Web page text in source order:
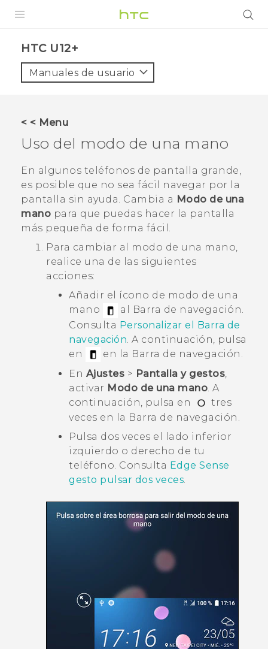
VIVE
AYUDA
Dispositivos y accesorios HTC
Iniciar sesión
HTC U12+‎
Manuales de usuario
< < Menu
Uso del modo de una mano
En algunos teléfonos de pantalla grande,
es posible que no sea fácil navegar por la
pantalla sin ayuda. Cambia a Modo de una
mano para que puedas hacer la pantalla
más pequeña de forma fácil.
Para cambiar al modo de una mano,
realice una de las siguientes
acciones:
Añadir el ícono de modo de una
mano
al Barra de navegación.
Consulta Personalizar el Barra de
navegación . A continuación, pulsa
en
en la Barra de navegación
En Ajustes > Pantalla y gestos,
activar Modo de una mano. A
continuación, pulsa en
tres
veces en la Barra de navegación .
Pulsa dos veces el lado inferior
izquierdo o derecho de tu
teléfono. Consulta Edge Sense
gesto pulsar dos veces.